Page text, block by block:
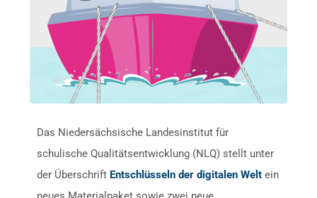
Das Niedersächsische Landesinstitut für
schulische Qualitätsentwicklung (NLQ) stellt unter
der Überschrift Entschlüsseln der digitalen Welt ein